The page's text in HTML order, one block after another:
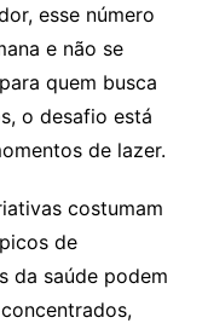
esse número
e não se
quem busca
o desafio está
de lazer.
costumam
de
da saúde podem